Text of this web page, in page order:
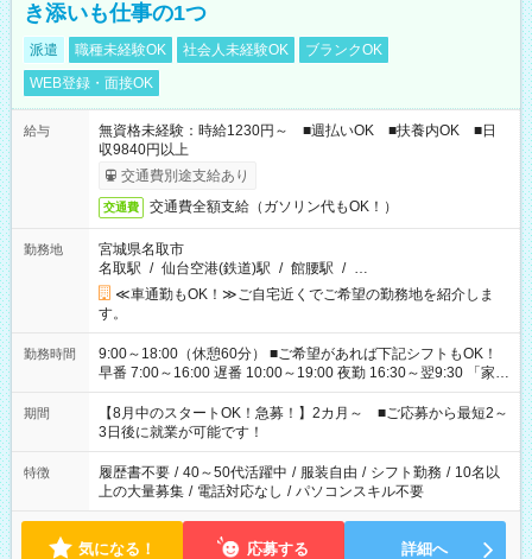
き添いも仕事の1つ
派遣 職種未経験OK 社会人未経験OK
ブランクOK
WEB登録・面接OK
給与
無資格未経験：時給1230円～ ■週払いOK ■扶養内OK ■日
収9840円以上
交通費別途支給あり
交通費 交通費全額支給（ガソリン代もOK！）
勤務地
宮城県名取市
名取駅 / 仙台空港(鉄道)駅 / 館腰駅 / …
≪車通勤もOK！≫ご自宅近くでご希望の勤務地を紹介しま
す。
勤務時間
9:00～18:00（休憩60分） ■ご希望があれば下記シフトもOK！
早番 7:00～16:00 遅番 10:00～19:00 夜勤 16:30～翌9:30 「家族
と休みを合わせたい」 「余裕を持って夕飯の準備がしたい」
「できれば残業はしたくない」 など、ご希望を教えてください
ね。 ※Wワーク希望の方へ 今ご覧のお仕事で希望する勤務時間
と、もう1つのお仕事の勤務時間。 合計で週40時間を超える場
合は応募できません。
期間
【8月中のスタートOK！急募！】2カ月～ ■ご応募から最短2～
3日後に就業が可能です！
特徴 履歴書不要 / 40～50代活躍中 / 服装自由 / シフト勤務 / 10名以
上の大量募集 / 電話対応なし / パソコンスキル不要
気になる！ 応募する 詳細へ